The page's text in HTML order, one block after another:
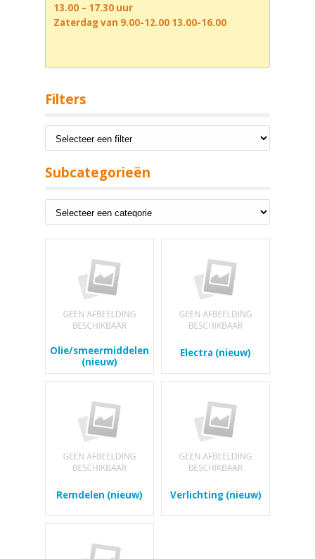
13.00 – 17.30 uur
Zaterdag van 9.00-12.00 13.00-16.00
Filters
Subcategorieën
Olie/smeermiddelen
(nieuw)
Electra (nieuw)
Remdelen (nieuw) Verlichting (nieuw)